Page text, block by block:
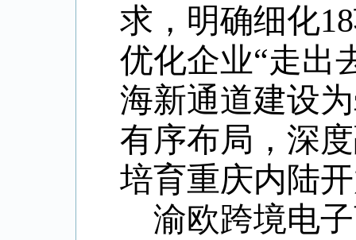
求，明确细化18
优化企业“走出
海新通道建设
有序布局，深
培育重庆内陆
渝欧跨境电